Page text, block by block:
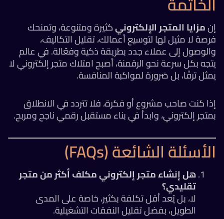
إنمزايا المتجر الإلكترونيكثيرة ومتنوعة، وتمنحك
فرصة لا مثيل لها لتوسيع أعمالك، تقليل التكاليف،
والوصول إلى عملاء جدد بطريقة ذكية وفعّالة. في عالم
يتجه بكل سرعة نحو الرقمنة، أصبح امتلاك متجر إلكتروني لا
يمثل ترفًا، بل ضرورة لمواكبة المنافسة.
إذا كنت صاحب مشروع أو فكرة، فلا تتردد في الانطلاق
بمتجر إلكتروني، وابدأ في بناء مستقبل رقمي ناجح ومربح.
الأسئلة الشائعة (FAQs)
هل إنشاء متجر إلكتروني مكلف أكثر من متجر
تقليدي؟
لا، بل يُعد أقل تكلفة بكثير، خاصة على المدى
الطويل، بفضل تقليل النفقات التشغيلية.